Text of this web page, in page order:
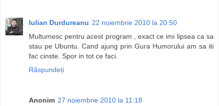
Iulian Durdureanu 22 noiembrie 2010 la 20:50
Multumesc pentru acest program , exact ce imi lipsea ca sa
stau pe Ubuntu. Cand ajung prin Gura Humorului am sa iti
fac cinste. Spor in tot ce faci.
Răspundeți
Anonim 27 noiembrie 2010 la 11:18